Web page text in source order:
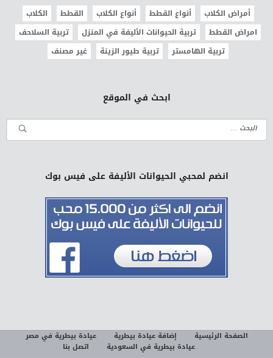
أمراض الكلاب أنواع القطط أنواع الكلاب القطط
الكلاب
امراض القطط
تربية الحيوانات الأليفة في المنزل
تربية السلاحف
تربية الهامستر
تربية طيور الزينة غير مصنف
ابحث في الموقع
انضم لمحبي الحيوانات الأليفة على فيس بوك
الصفحة الرئيسية إضافة عيادة بيطرية
عيادة بيطرية في مصر
عيادة بيطرية في السعودية
اتصل بنا